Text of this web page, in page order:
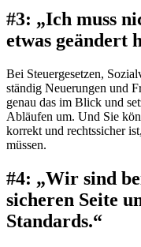
#3: „Ich muss
etwas geändert
Bei Steuergesetzen,
ständig Neuerungen und
genau das im Blick und
Abläufen um. Und Sie
korrekt und rechtssicher
müssen.
#4: „Wir sind
sicheren Seite
Standards.“